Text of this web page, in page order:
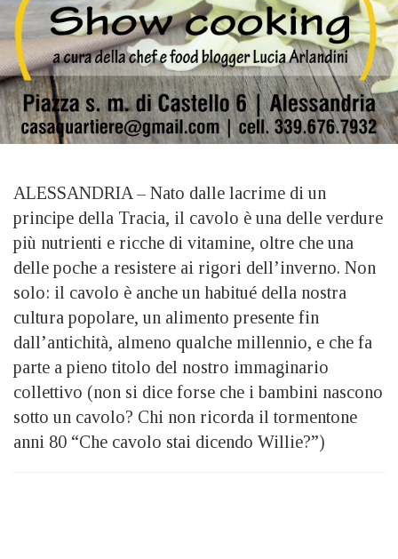
ALESSANDRIA – Nato dalle lacrime di un
principe della Tracia, il cavolo è una delle verdure
più nutrienti e ricche di vitamine, oltre che una
delle poche a resistere ai rigori dell’inverno. Non
solo: il cavolo è anche un habitué della nostra
cultura popolare, un alimento presente fin
dall’antichità, almeno qualche millennio, e che fa
parte a pieno titolo del nostro immaginario
collettivo (non si dice forse che i bambini nascono
sotto un cavolo? Chi non ricorda il tormentone
anni 80 “Che cavolo stai dicendo Willie?”)